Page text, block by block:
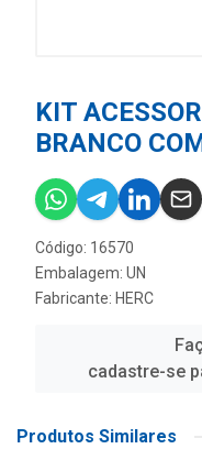
KIT
BRANCO
Código: 16570
Embalagem: UN
Fabricante: HERC
cadastre-se
Produtos Similares